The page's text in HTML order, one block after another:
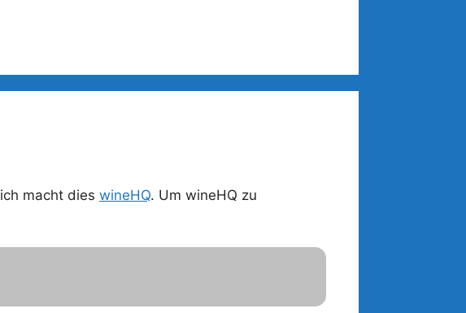
macht dies wineHQ. Um wineHQ zu